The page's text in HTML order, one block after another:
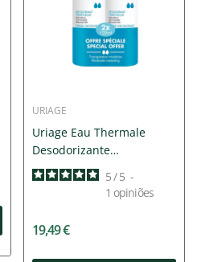
URIAGE
Uriage Eau Thermale
Desodorizante
Refrescante Duo
5/ 5 -
1 opiniões
19,49 €